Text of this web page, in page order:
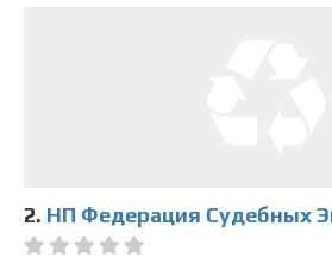
2. НП Федерация Судебных